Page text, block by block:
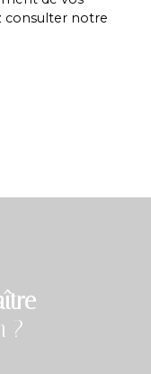
consulter notre
?